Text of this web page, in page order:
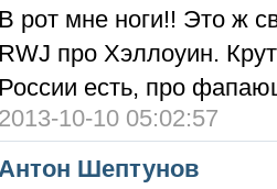
В рот мне ноги!! Это ж
RWJ про Хэллоуин.
России есть, про
2013-10-10 05:02:57
Шептунов